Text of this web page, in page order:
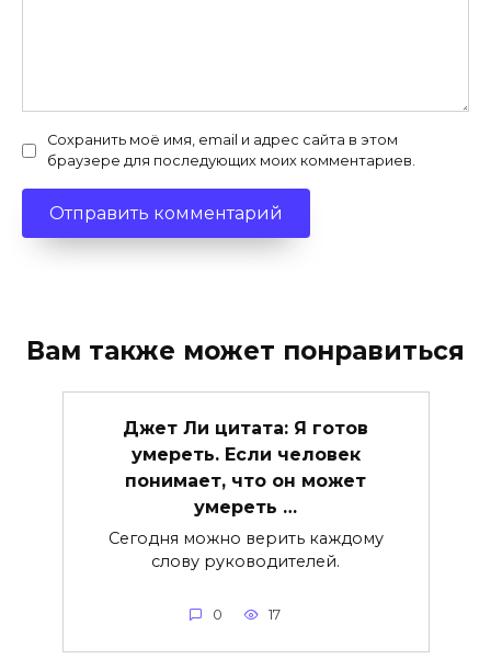
Сохранить моё имя, email и адрес сайта в этом
браузере для последующих моих комментариев.
Вам также может понравиться
Джет Ли цитата: Я готов
умереть. Если человек
понимает, что он может
умереть …
Сегодня можно верить каждому
слову руководителей.
0 17